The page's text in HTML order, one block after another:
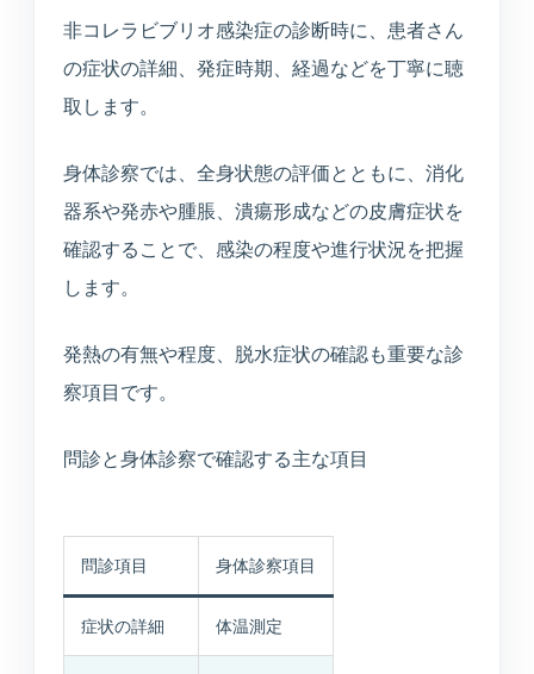
非コレラビブリオ感染症の診断時に、患者さん
の症状の詳細、発症時期、経過などを丁寧に聴
取します。
身体診察では、全身状態の評価とともに、消化
器系や発赤や腫脹、潰瘍形成などの皮膚症状を
確認することで、感染の程度や進行状況を把握
します。
発熱の有無や程度、脱水症状の確認も重要な診
察項目です。
問診と身体診察で確認する主な項目
問診項目 身体診察項目
症状の詳細 体温測定